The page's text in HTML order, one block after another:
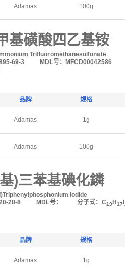
Adamas 100g
基磺酸四乙基铵
Trifluoromethanesulfonate
69-3
MDL号：MFCD00042586
品牌 规格
Adamas 1g
Adamas 100g
)三苯基碘化鏻
Iodide
28-8
MDL号： 分子式：C19 H 17
品牌 规格
Adamas 1g